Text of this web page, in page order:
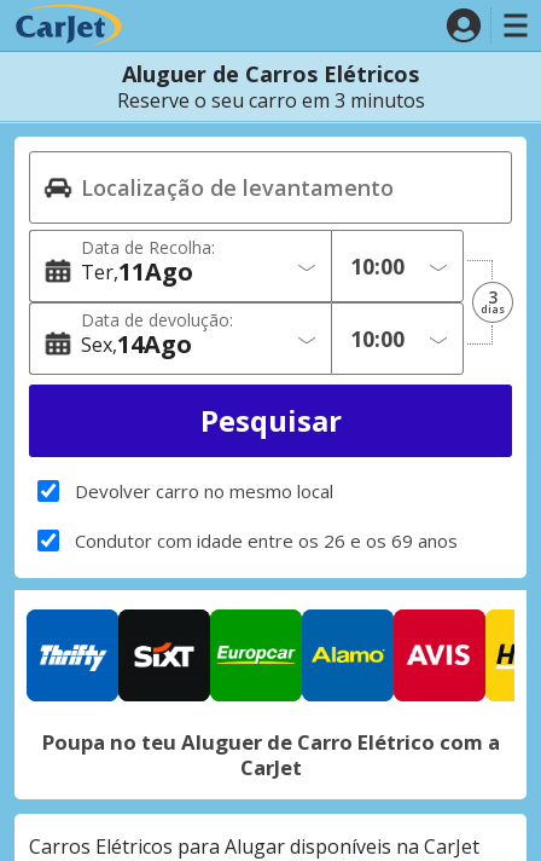
Aluguer de Carros Elétricos
Reserve o seu carro em 3 minutos
Data de Recolha:
Ter 11Ago
Data de devolução:
Sex 14Ago
3
dias
Devolver carro no mesmo local
Condutor com idade entre os 26 e os 69 anos
Poupa no teu Aluguer de Carro Elétrico com a
CarJet
Carros Elétricos para Alugar disponíveis na CarJet